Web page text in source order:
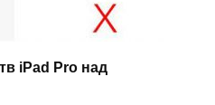
iPad Pro над